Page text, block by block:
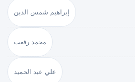
إبراهيم شمس الدين
محمد رفعت
علي عبد الحميد